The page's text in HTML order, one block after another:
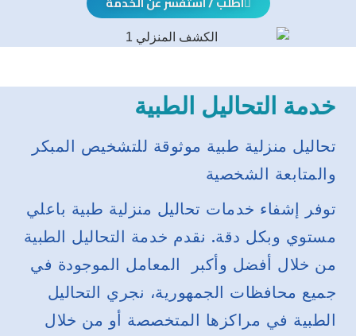
خدمة التحاليل الطبية
تحاليل منزلية طبية موثوقة للتشخيص المبكر
والمتابعة الشخصية
توفر إشفاء خدمات تحاليل منزلية طبية باعلي
مستوي وبكل دقة. نقدم خدمة التحاليل الطبية
من خلال أفضل وأكبر المعامل الموجودة في
جميع محافظات الجمهورية، نجري التحاليل
الطبية في مراكزها المتخصصة أو من خلال